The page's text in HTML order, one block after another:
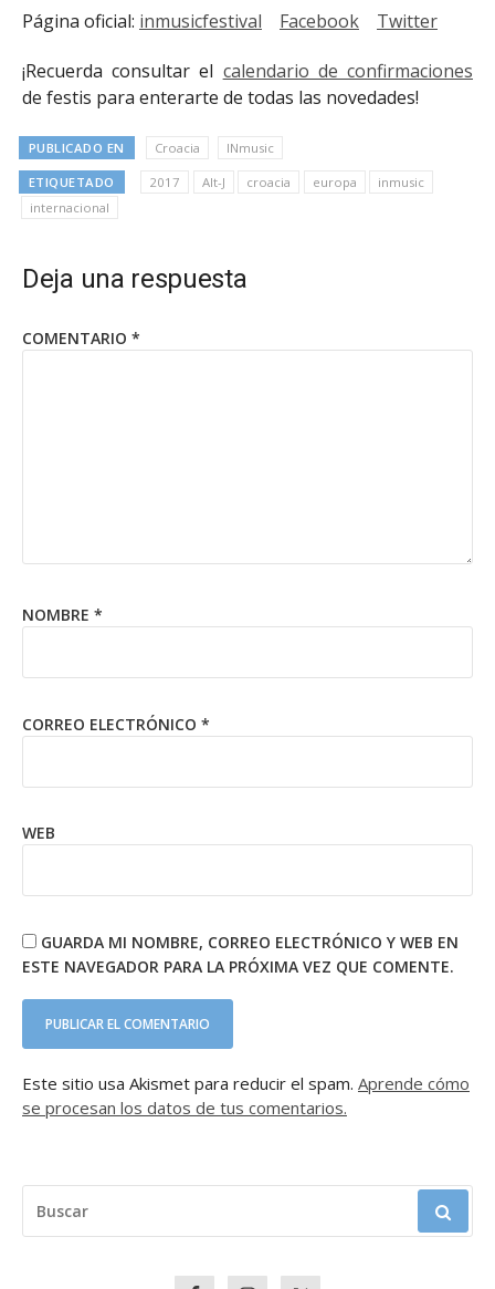
Página oficial: inmusicfestival Facebook Twitter
¡Recuerda consultar el calendario de confirmaciones
de festis para enterarte de todas las novedades!
PUBLICADO EN Croacia INmusic
ETIQUETADO 2017 Alt-J croacia europa
inmusic
internacional
Deja una respuesta
COMENTARIO *
NOMBRE *
CORREO ELECTRÓNICO *
WEB
GUARDA MI NOMBRE, CORREO ELECTRÓNICO Y WEB EN
ESTE NAVEGADOR PARA LA PRÓXIMA VEZ QUE COMENTE.
Este sitio usa Akismet para reducir el spam. Aprende cómo
se procesan los datos de tus comentarios.